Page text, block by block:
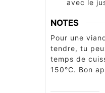
avec le
NOTES
Pour une
tendre, tu
temps de
150°C. Bon